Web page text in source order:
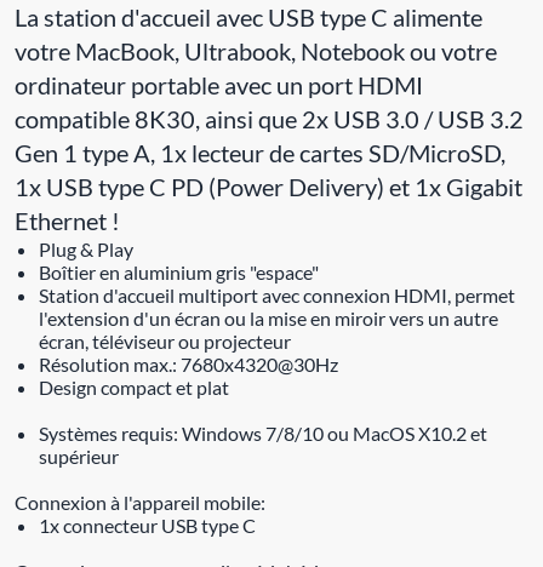
La station d'accueil avec USB type C alimente
votre MacBook, Ultrabook, Notebook ou votre
ordinateur portable avec un port HDMI
compatible 8K30, ainsi que 2x USB 3.0 / USB 3.2
Gen 1 type A, 1x lecteur de cartes SD/MicroSD,
1x USB type C PD (Power Delivery) et 1x Gigabit
Ethernet !
Plug & Play
Boîtier en aluminium gris "espace"
Station d'accueil multiport avec connexion HDMI, permet
l'extension d'un écran ou la mise en miroir vers un autre
écran, téléviseur ou projecteur
Résolution max.: 7680x4320@30Hz
Design compact et plat
Systèmes requis: Windows 7/8/10 ou MacOS X10.2 et
supérieur
Connexion à l'appareil mobile:
1x connecteur USB type C